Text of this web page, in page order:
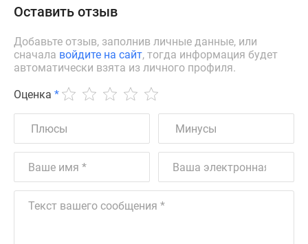
Оставить отзыв
Добавьте отзыв, заполнив личные данные, или
сначала войдите на сайт, тогда информация будет
автоматически взята из личного профиля.
Оценка *